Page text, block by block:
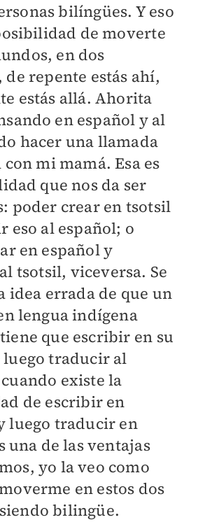
bilíngües. Y eso
de moverte
en dos
de repente estás ahí,
estás allá. Ahorita
en español y al
hacer una llamada
mi mamá. Esa es
que nos da ser
poder crear en tsotsil
eso al español; o
en español y
tsotsil, viceversa. Se
idea errada de que un
lengua indígena
que escribir en su
traducir al
existe la
de escribir en
luego traducir en
una de las ventajas
yo la veo como
en estos dos
bilingüe.